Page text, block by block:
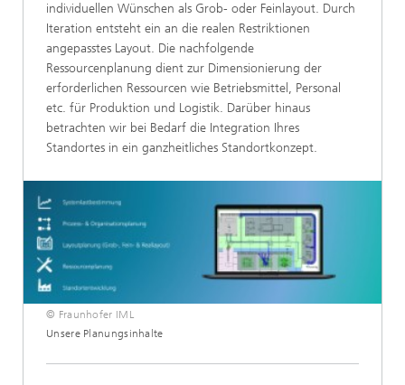
individuellen Wünschen als Grob- oder Feinlayout. Durch
Iteration entsteht ein an die realen Restriktionen
angepasstes Layout. Die nachfolgende
Ressourcenplanung dient zur Dimensionierung der
erforderlichen Ressourcen wie Betriebsmittel, Personal
etc. für Produktion und Logistik. Darüber hinaus
betrachten wir bei Bedarf die Integration Ihres
Standortes in ein ganzheitliches Standortkonzept.
© Fraunhofer IML
Unsere Planungsinhalte